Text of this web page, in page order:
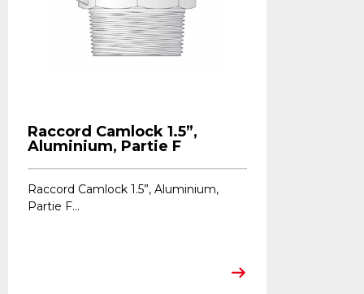
Raccord Camlock 1.5”,
Aluminium, Partie F
Raccord Camlock 1.5”, Aluminium,
Partie F...